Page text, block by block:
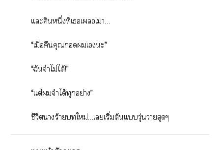
แะคืนหนึ่งที่เเเา…
“เมื่อคืนคุณเะ”
“ฉันจำไม่ได้!”
“แต่จำได้ทุกอย่าง”
ชีวิตาร้ายใหม่…เเริ่มต้นแวุ่นวายสุดๆ